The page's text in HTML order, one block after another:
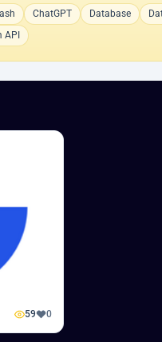
ChatGPT Database
API
59 0